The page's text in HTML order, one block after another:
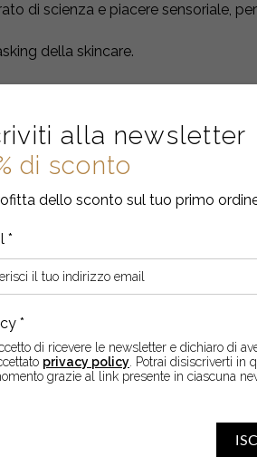
alla newsletter
di sconto
dello sconto sul tuo primo
di ricevere le newsletter e dichiaro di
privacy policy . Potrai disiscriverti in
grazie al link presente in ciascuna
di scienza e piacere sensoriale,
della skincare.
Esaurito